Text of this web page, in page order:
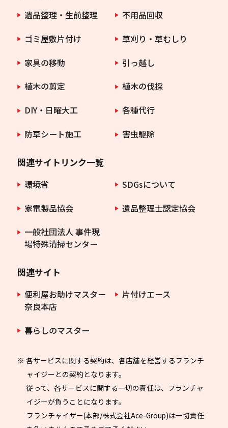
遺品整理・生前整理
不用品回収
ゴミ屋敷片付け
草刈り・草むしり
家具の移動
引っ越し
植木の剪定
植木の伐採
DIY・日曜大工
各種代行
防草シート施工
害虫駆除
関連サイトリンク一覧
環境省
SDGsについて
家電製品協会
遺品整理士認定協会
一般社団法人 事件現
場特殊清掃センター
関連サイト
便利屋お助けマスター
奈良本店
片付けエース
暮らしのマスター
※ 各サービスに関する契約は、各店舗を経営するフランチ
ャイジーとの契約となります。
従って、各サービスに関する一切の責任は、フランチャ
イジーが負うことになります。
フランチャイザー(本部/株式会社Ace-Group)は一切責任